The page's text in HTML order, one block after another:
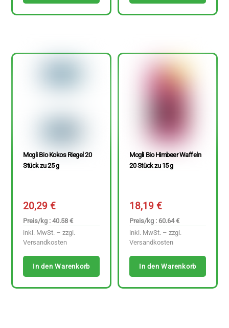
Mogli Bio Kokos Riegel 20
Stück zu 25 g
20,29€
Preis/kg : 40.58 €
inkl. MwSt. – zzgl.
Versandkosten
In den Warenkorb
Mogli Bio Himbeer Waffeln
20 Stück zu 15 g
18,19€
Preis/kg : 60.64 €
inkl. MwSt. – zzgl.
Versandkosten
In den Warenkorb